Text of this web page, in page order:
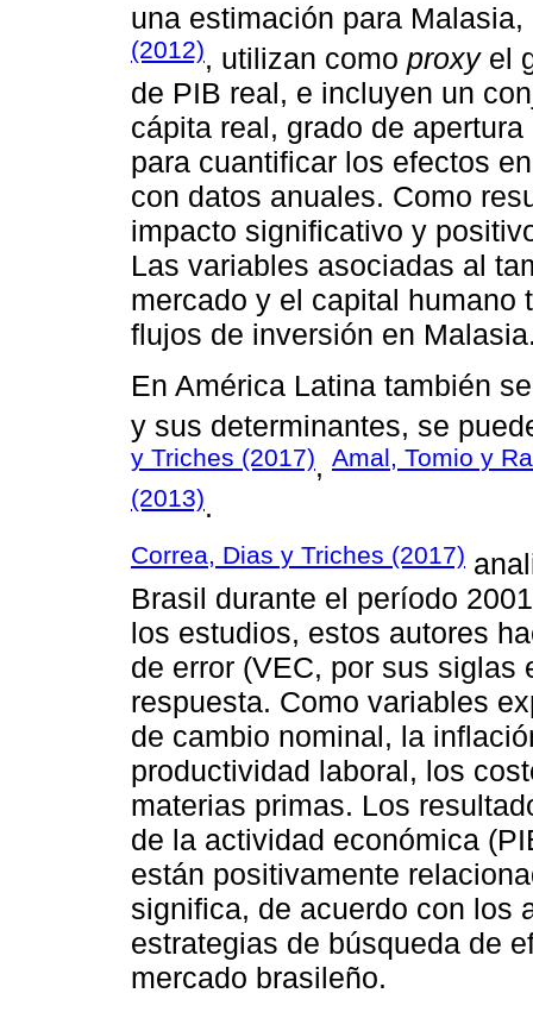
una estimación para
(2012), utilizan como proxyel
de PIB real, e incluyen un
cápita real, grado de
para cuantificar los efectos
con datos anuales. Como
impacto significativo y
Las variables asociadas al
mercado y el capital humano
flujos de inversión en
En América Latina también
y sus determinantes, se
y Triches (2017), Amal, Tomio y
(2013).
Correa, Dias y Triches (2017)
Brasil durante el período
los estudios, estos autores
de error (VEC, por sus
respuesta. Como variables
de cambio nominal, la
productividad laboral, los
materias primas. Los
de la actividad económica
están positivamente
significa, de acuerdo con los
estrategias de búsqueda de
mercado brasileño.